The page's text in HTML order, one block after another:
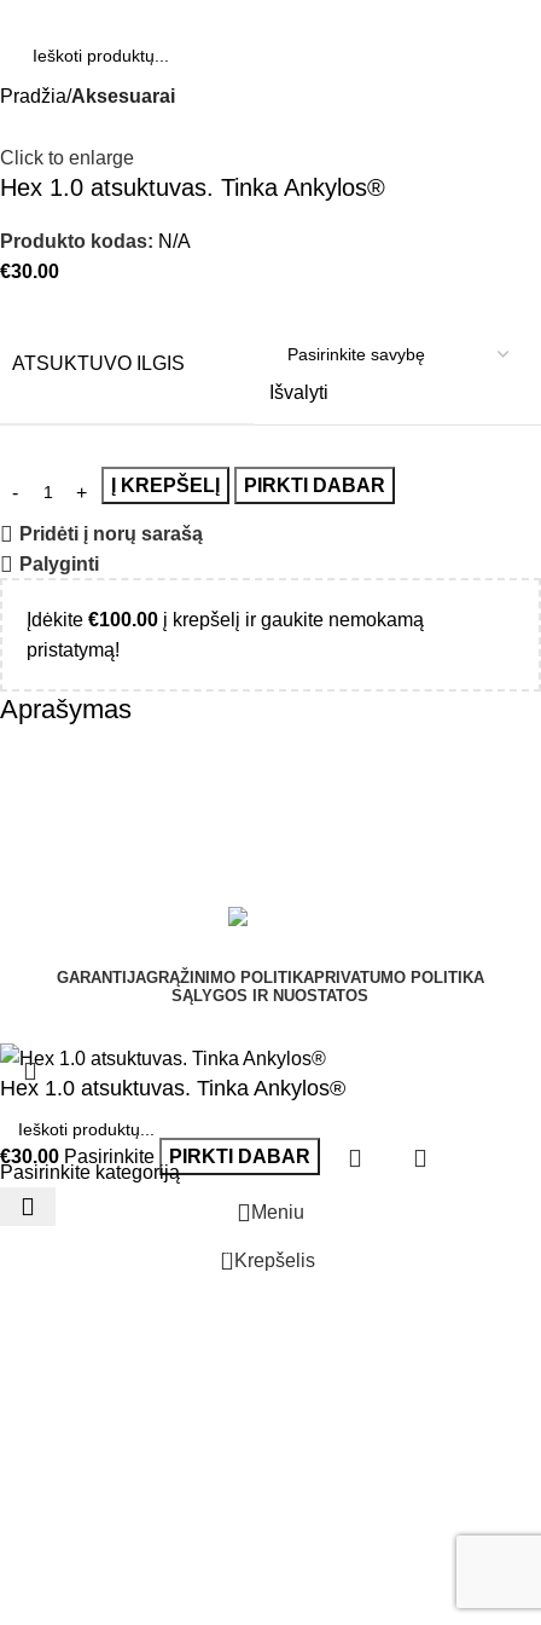
Pradžia Aksesuarai
Click to enlarge
Hex 1.0 atsuktuvas. Tinka Ankylos®
Produkto kodas: N/A
€30.00
ATSUKTUVO ILGIS
Išvalyti
Į KREPŠELĮ PIRKTI DABAR
Pridėti į norų sarašą
Palyginti
Įdėkite €100.00 į krepšelį ir gaukite nemokamą
pristatymą!
Aprašymas
GARANTIJAGRĄŽINIMO POLITIKAPRIVATUMO POLITIKA
SĄLYGOS IR NUOSTATOS
Pasirinkite kategoriją
Hex 1.0 atsuktuvas. Tinka Ankylos®
€30.00 Pasirinkite PIRKTI DABAR
Meniu
0 Krepšelis